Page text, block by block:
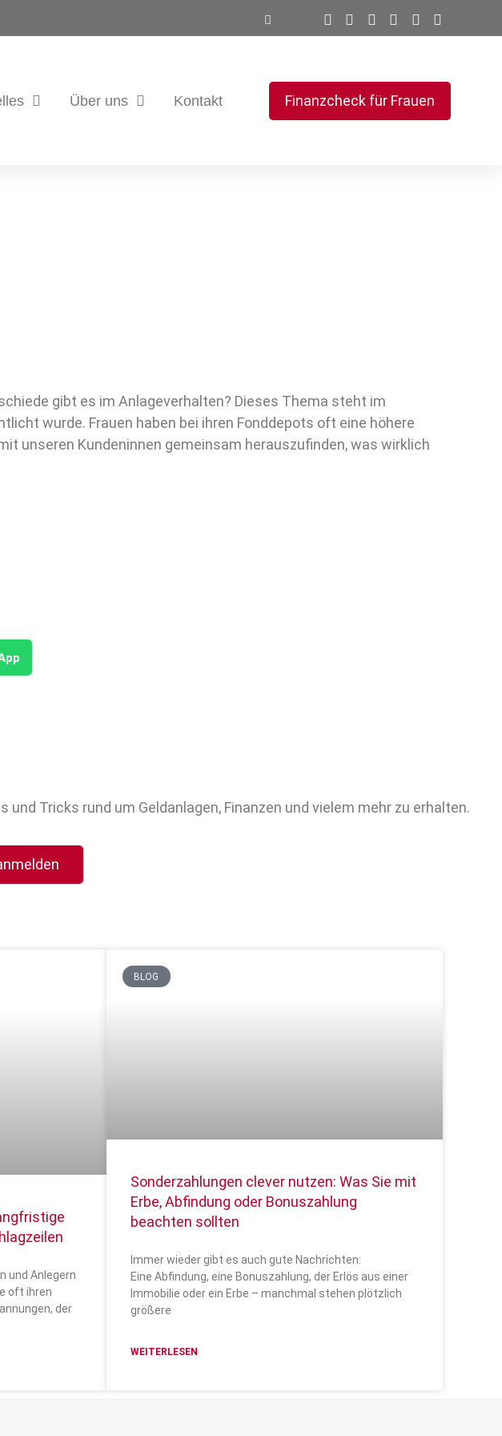
Über uns Kontakt Finanzcheck für Frauen
gibt es im Anlageverhalten? Dieses Thema steht im
wurde. Frauen haben bei ihren Fonddepots oft eine höhere
unseren Kundeninnen gemeinsam herauszufinden, was wirklich
Tricks rund um Geldanlagen, Finanzen und vielem mehr zu erhalten.
und Anlegern
oft ihren
der
BLOG
Sonderzahlungen clever nutzen: Was Sie mit
Erbe, Abfindung oder Bonuszahlung
beachten sollten
Immer wieder gibt es auch gute Nachrichten:
Eine Abfindung, eine Bonuszahlung, der Erlös aus einer
Immobilie oder ein Erbe – manchmal stehen plötzlich
größere
WEITERLESEN